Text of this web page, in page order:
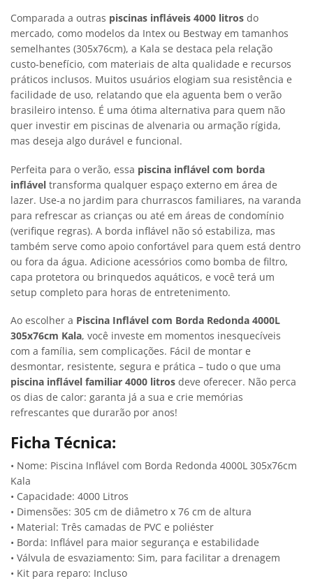
Comparada a outras piscinas infláveis 4000 litros do
mercado, como modelos da Intex ou Bestway em tamanhos
semelhantes (305x76cm), a Kala se destaca pela relação
custo-benefício, com materiais de alta qualidade e recursos
práticos inclusos. Muitos usuários elogiam sua resistência e
facilidade de uso, relatando que ela aguenta bem o verão
brasileiro intenso. É uma ótima alternativa para quem não
quer investir em piscinas de alvenaria ou armação rígida,
mas deseja algo durável e funcional.
Perfeita para o verão, essa piscina inflável com borda
inflável transforma qualquer espaço externo em área de
lazer. Use-a no jardim para churrascos familiares, na varanda
para refrescar as crianças ou até em áreas de condomínio
(verifique regras). A borda inflável não só estabiliza, mas
também serve como apoio confortável para quem está dentro
ou fora da água. Adicione acessórios como bomba de filtro,
capa protetora ou brinquedos aquáticos, e você terá um
setup completo para horas de entretenimento.
Ao escolher a Piscina Inflável com Borda Redonda 4000L
305x76cm Kala, você investe em momentos inesquecíveis
com a família, sem complicações. Fácil de montar e
desmontar, resistente, segura e prática – tudo o que uma
piscina inflável familiar 4000 litros deve oferecer. Não perca
os dias de calor: garanta já a sua e crie memórias
refrescantes que durarão por anos!
Ficha Técnica:
• Nome: Piscina Inflável com Borda Redonda 4000L 305x76cm
Kala
• Capacidade: 4000 Litros
• Dimensões: 305 cm de diâmetro x 76 cm de altura
• Material: Três camadas de PVC e poliéster
• Borda: Inflável para maior segurança e estabilidade
• Válvula de esvaziamento: Sim, para facilitar a drenagem
• Kit para reparo: Incluso